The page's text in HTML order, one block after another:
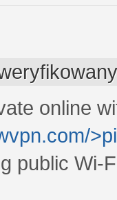
online
public Wi-